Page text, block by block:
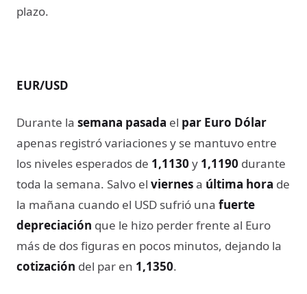
plazo.
EUR/USD
Durante la semana pasada el par Euro Dólar
apenas registró variaciones y se mantuvo entre
los niveles esperados de 1,1130 y 1,1190 durante
toda la semana. Salvo el viernesa última hora de
la mañana cuando el USD sufrió una fuerte
depreciación que le hizo perder frente al Euro
más de dos figuras en pocos minutos, dejando la
cotización del par en 1,1350.